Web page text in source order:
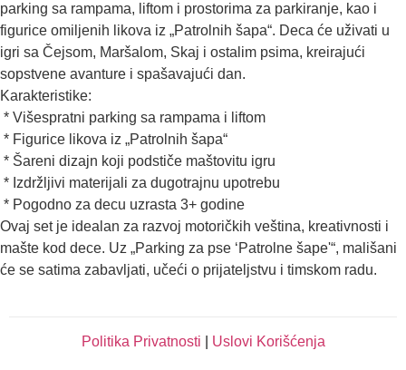
parking sa rampama, liftom i prostorima za parkiranje, kao i
figurice omiljenih likova iz „Patrolnih šapa“. Deca će uživati u
igri sa Čejsom, Maršalom, Skaj i ostalim psima, kreirajući
sopstvene avanture i spašavajući dan.
Karakteristike:
* Višespratni parking sa rampama i liftom
* Figurice likova iz „Patrolnih šapa“
* Šareni dizajn koji podstiče maštovitu igru
* Izdržljivi materijali za dugotrajnu upotrebu
* Pogodno za decu uzrasta 3+ godine
Ovaj set je idealan za razvoj motoričkih veština, kreativnosti i
mašte kod dece. Uz „Parking za pse ‘Patrolne šape'“, mališani
će se satima zabavljati, učeći o prijateljstvu i timskom radu.
Politika Privatnosti Uslovi Korišćenja